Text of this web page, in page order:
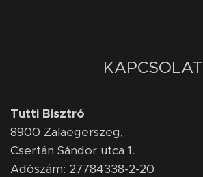
KAPCSOLAT
Tutti Bisztró
8900 Zalaegerszeg,
Csertán Sándor utca 1.
Adószám: 27784338-2-20